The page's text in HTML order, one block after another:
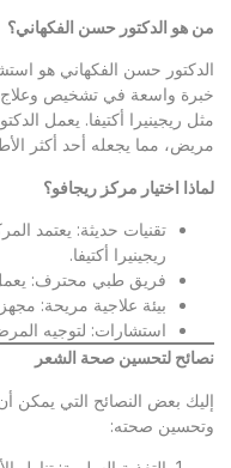
من هو الدكتور حسن الفكهاني؟
الدكتور حسن الفكهاني هو
خبرة واسعة في تشخيص وعلاج
مثل ريجينيرا أكتيفا. يعمل
مريض، مما يجعله أحد أكثر
لماذا اختيار مركز ريجافو؟
تقنيات حديثة: يعتمد
ريجينيرا أكتيفا.
فريق طبي محترف:
بيئة علاجية مريحة:
استشارات: لتوجيه
نصائح لتحسين صحة الشعر
إليك بعض النصائح التي
وتحسين صحته: